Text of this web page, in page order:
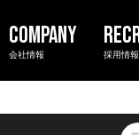
会社情報 採用情報